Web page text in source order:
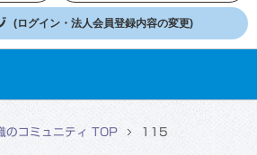
(ログイン・法人会員登録内容の変更)
のコミュニティ TOP 115